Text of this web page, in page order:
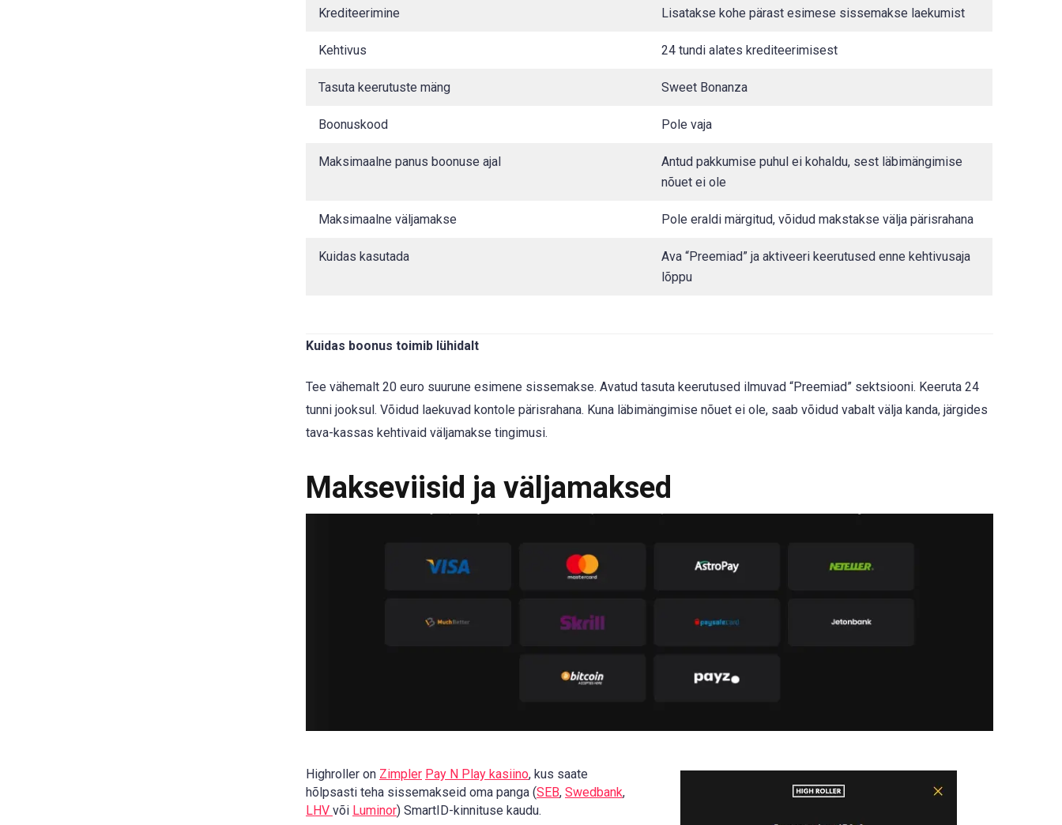
Krediteerimine Lisatakse kohe pärast esimese sissemakse laekumist
Kehtivus 24 tundi alates krediteerimisest
Tasuta keerutuste mäng Sweet Bonanza
Boonuskood Pole vaja
Maksimaalne panus boonuse ajal
Antud pakkumise puhul ei kohaldu, sest läbimängimise
nõuet ei ole
Maksimaalne väljamakse Pole eraldi märgitud, võidud makstakse välja pärisrahana
Kuidas kasutada
Ava “Preemiad” ja aktiveeri keerutused enne kehtivusaja
lõppu
Kuidas boonus toimib lühidalt
Tee vähemalt 20 euro suurune esimene sissemakse. Avatud tasuta keerutused ilmuvad “Preemiad” sektsiooni. Keeruta 24
tunni jooksul. Võidud laekuvad kontole pärisrahana. Kuna läbimängimise nõuet ei ole, saab võidud vabalt välja kanda, järgides
tava-kassas kehtivaid väljamakse tingimusi.
Makseviisid ja väljamaksed
Highroller on Zimpler Pay N Play kasiino, kus saate
hõlpsasti teha sissemakseid oma panga (SEB, Swedbank,
LHV või Luminor) SmartID-kinnituse kaudu.